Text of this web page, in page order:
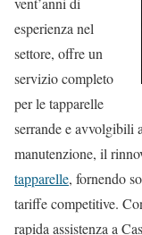
esperienza nel
settore, offre un
servizio completo
per le tapparelle
serrande e avvolgibili
manutenzione, il
tapparelle, fornendo
tariffe competitive.
rapida assistenza a